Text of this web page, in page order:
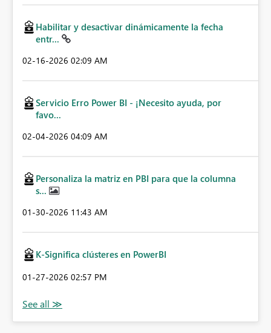
Habilitar y desactivar dinámicamente la fecha
entr...
‎02-16-2026 02:09 AM
Servicio Erro Power BI - ¡Necesito ayuda, por
favo...
‎02-04-2026 04:09 AM
Personaliza la matriz en PBI para que la columna
s...
‎01-30-2026 11:43 AM
K-Significa clústeres en PowerBI
‎01-27-2026 02:57 PM